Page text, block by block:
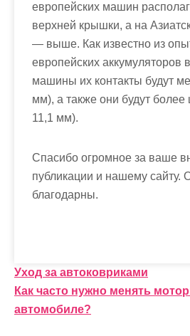
европейских машин
верхней крышки, а на
— выше. Как известно из
европейских аккумуляторов
машины их контакты будут
мм), а также они будут
11,1 мм).
Спасибо огромное за ваше
публикации и нашему сайту.
благодарны.
Н
а
Уход за автоковриками
Как часто нужно менять
автомобиле?